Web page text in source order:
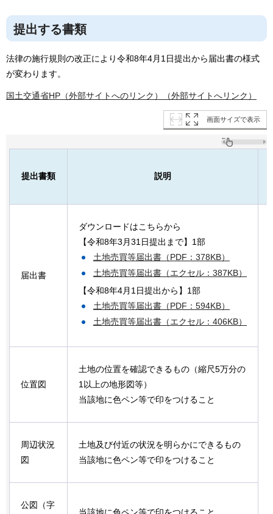
提出する書類
法律の施行規則の改正により令和8年4月1日提出から届出書の様式
が変わります。
国土交通省HP（外部サイトへのリンク）（外部サイトへリンク）
画面サイズで表示
提出書類 説明
届出書
ダウンロードはこちらから
【令和8年3月31日提出まで】1部
土地売買等届出書（PDF：378KB）
土地売買等届出書（エクセル：387KB）
【令和8年4月1日提出から】1部
土地売買等届出書（PDF：594KB）
土地売買等届出書（エクセル：406KB）
位置図
土地の位置を確認できるもの（縮尺5万分の
1以上の地形図等）
当該地に色ペン等で印をつけること
周辺状況
図
土地及び付近の状況を明らかにできるもの
当該地に色ペン等で印をつけること
公図（字